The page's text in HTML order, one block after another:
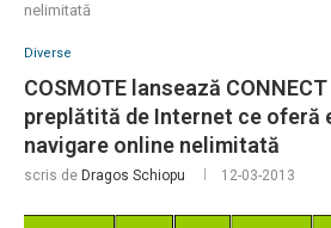
nelimitată
Diverse
COSMOTE lansează
preplătită de Internet ce oferă
navigare online nelimitată
scris de Dragos Schiopu 12-03-2013